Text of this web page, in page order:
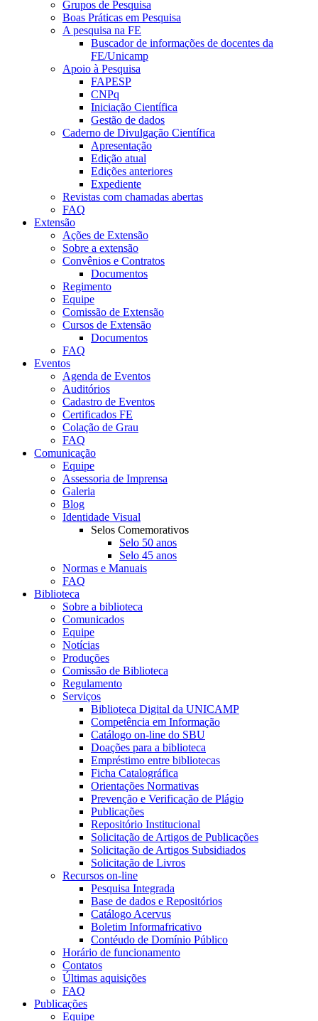
Grupos de Pesquisa
Boas Práticas em Pesquisa
A pesquisa na FE
Buscador de informações de docentes da
FE/Unicamp
Apoio à Pesquisa
FAPESP
CNPq
Iniciação Científica
Gestão de dados
Caderno de Divulgação Científica
Apresentação
Edição atual
Edições anteriores
Expediente
Revistas com chamadas abertas
FAQ
Extensão
Ações de Extensão
Sobre a extensão
Convênios e Contratos
Documentos
Regimento
Equipe
Comissão de Extensão
Cursos de Extensão
Documentos
FAQ
Eventos
Agenda de Eventos
Auditórios
Cadastro de Eventos
Certificados FE
Colação de Grau
FAQ
Comunicação
Equipe
Assessoria de Imprensa
Galeria
Blog
Identidade Visual
Selos Comemorativos
Selo 50 anos
Selo 45 anos
Normas e Manuais
FAQ
Biblioteca
Sobre a biblioteca
Comunicados
Equipe
Notícias
Produções
Comissão de Biblioteca
Regulamento
Serviços
Biblioteca Digital da UNICAMP
Competência em Informação
Catálogo on-line do SBU
Doações para a biblioteca
Empréstimo entre bibliotecas
Ficha Catalográfica
Orientações Normativas
Prevenção e Verificação de Plágio
Publicações
Repositório Institucional
Solicitação de Artigos de Publicações
Solicitação de Artigos Subsidiados
Solicitação de Livros
Recursos on-line
Pesquisa Integrada
Base de dados e Repositórios
Catálogo Acervus
Boletim Informafricativo
Contéudo de Domínio Público
Horário de funcionamento
Contatos
Últimas aquisições
FAQ
Publicações
Equipe